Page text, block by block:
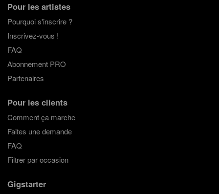
Gigstarter facilement, rapidement, directement !
Pour les artistes
Pourquoi s'inscrire ?
Inscrivez-vous !
FAQ
Abonnement PRO
Partenaires
Pour les clients
Comment ça marche
Faites une demande
FAQ
Filtrer par occasion
Gigstarter